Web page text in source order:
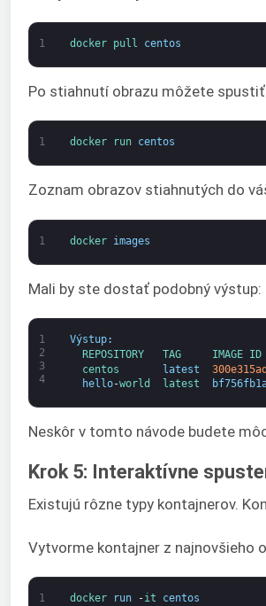
1 docker pull centos
Po stiahnutí obrazu môžete
1 docker run centos
Zoznam obrazov stiahnutých do
1 docker images
Mali by ste dostať podobný výstup:
1
2
3
4
Výstup:
REPOSITORY TAG IMAGE
centos
latest
hello-world latest
Neskôr v tomto návode budete
Krok 5: Interaktívne
Existujú rôzne typy kontajnerov.
Vytvorme kontajner z najnovšieho
1 docker run -it centos